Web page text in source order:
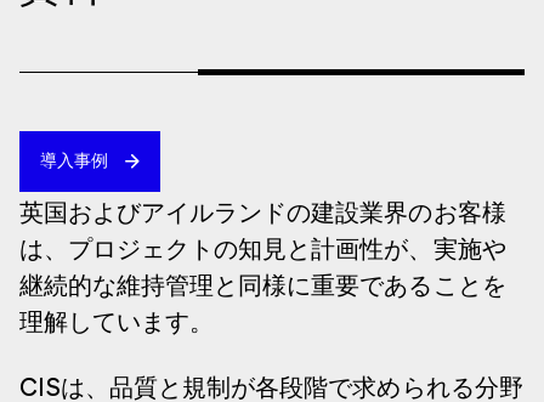
導入事例
英国およびアイルランドの建設業界のお客様
は、プロジェクトの知見と計画性が、実施や
継続的な維持管理と同様に重要であることを
理解しています。
CISは、品質と規制が各段階で求められる分野